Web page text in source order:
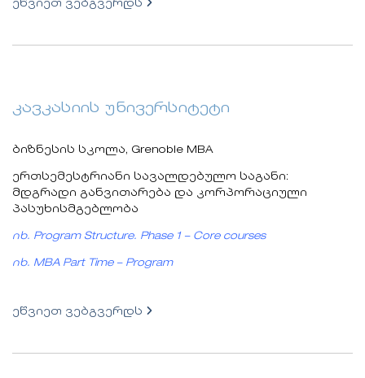
ეწვიეთ ვებგვერდს
კავკასიის უნივერსიტეტი
ბიზნესის სკოლა, Grenoble MBA
ერთსემესტრიანი სავალდებულო საგანი:
მდგრადი განვითარება და კორპორაციული
პასუხისმგებლობა
იხ. Program Structure. Phase 1 – Core courses
იხ. MBA Part Time – Program
ეწვიეთ ვებგვერდს